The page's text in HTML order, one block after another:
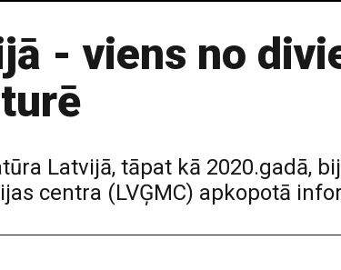
- viens no
Latvijā, tāpat kā 2020.gadā,
centra (LVĢMC) apkopotā